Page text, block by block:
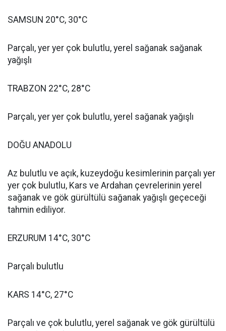
SAMSUN 20°C, 30°C
Parçalı, yer yer çok bulutlu, yerel sağanak sağanak
yağışlı
TRABZON 22°C, 28°C
Parçalı, yer yer çok bulutlu, yerel sağanak yağışlı
DOĞU ANADOLU
Az bulutlu ve açık, kuzeydoğu kesimlerinin parçalı yer
yer çok bulutlu, Kars ve Ardahan çevrelerinin yerel
sağanak ve gök gürültülü sağanak yağışlı geçeceği
tahmin ediliyor.
ERZURUM 14°C, 30°C
Parçalı bulutlu
KARS 14°C, 27°C
Parçalı ve çok bulutlu, yerel sağanak ve gök gürültülü